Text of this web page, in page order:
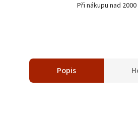
Při nákupu nad
Popis